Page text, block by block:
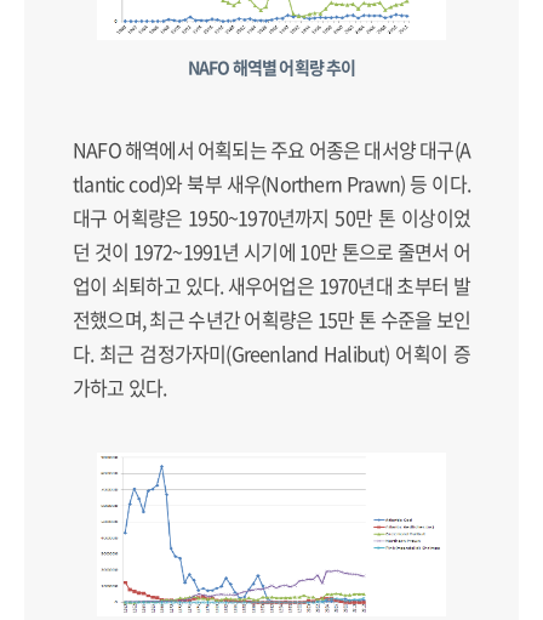
NAFO 해역별 어획량 추이
NAFO 해역에서 어획되는 주요 어종은 대서양 대구(A
tlantic cod)와 북부 새우(Northern Prawn) 등 이다.
대구 어획량은 1950~1970년까지 50만 톤 이상이었
던 것이 1972~1991년 시기에 10만 톤으로 줄면서 어
업이 쇠퇴하고 있다. 새우어업은 1970년대 초부터 발
전했으며, 최근 수년간 어획량은 15만 톤 수준을 보인
다. 최근 검정가자미(Greenland Halibut) 어획이 증
가하고 있다.